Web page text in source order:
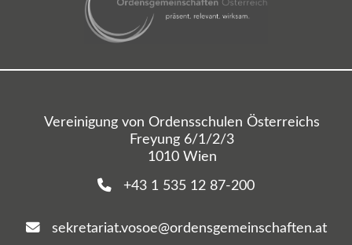
Vereinigung von Ordensschulen Österreichs
Freyung 6/1/2/3
1010 Wien
+43 1 535 12 87-200
sekretariat.vosoe@ordensgemeinschaften.at